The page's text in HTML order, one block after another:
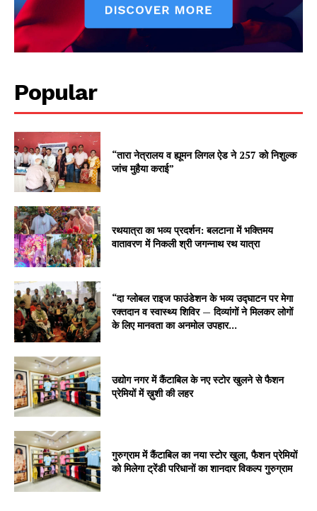
Popular
“तारा नेत्रालय व ह्यूमन लिगल ऐड ने 257 को निशुल्क
जांच मुहैया कराई”
रथयात्रा का भव्य प्रदर्शन: बलटाना में भक्तिमय
वातावरण में निकली श्री जगन्नाथ रथ यात्रा
“दा ग्लोबल राइज फाउंडेशन के भव्य उद्घाटन पर मेगा
रक्तदान व स्वास्थ्य शिविर — दिव्यांगों ने मिलकर लोगों
के लिए मानवता का अनमोल उपहार...
उद्योग नगर में कैंटाबिल के नए स्टोर खुलने से फैशन
प्रेमियों में ख़ुशी की लहर
गुरुग्राम में कैंटाबिल का नया स्टोर खुला, फैशन प्रेमियों
को मिलेगा ट्रेंडी परिधानों का शानदार विकल्प गुरुग्राम